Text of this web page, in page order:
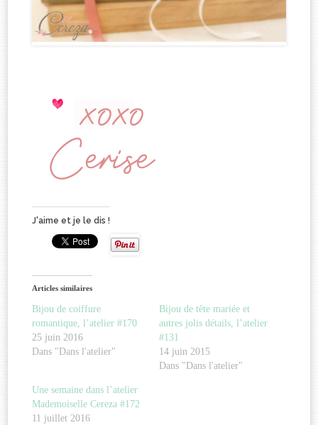
J'aime et je le dis !
Articles similaires
Bijou de coiffure
romantique, l’atelier #170
25 juin 2016
Dans "Dans l'atelier"
Bijou de tête mariée et
autres jolis détails, l’atelier
#131
14 juin 2015
Dans "Dans l'atelier"
Une semaine dans l’atelier
Mademoiselle Cereza #172
11 juillet 2016